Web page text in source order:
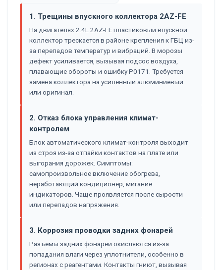
1. Трещины впускного коллектора 2AZ-FE
На двигателях 2.4L 2AZ-FE пластиковый впускной
коллектор трескается в районе крепления к ГБЦ из-
за перепадов температур и вибраций. В морозы
дефект усиливается, вызывая подсос воздуха,
плавающие обороты и ошибку P0171. Требуется
замена коллектора на усиленный алюминиевый
или оригинал.
2. Отказ блока управления климат-
контролем
Блок автоматического климат-контроля выходит
из строя из-за отпайки контактов на плате или
выгорания дорожек. Симптомы:
самопроизвольное включение обогрева,
неработающий кондиционер, мигание
индикаторов. Чаще проявляется после сырости
или перепадов напряжения.
3. Коррозия проводки задних фонарей
Разъемы задних фонарей окисляются из-за
попадания влаги через уплотнители, особенно в
регионах с реагентами. Контакты гниют, вызывая